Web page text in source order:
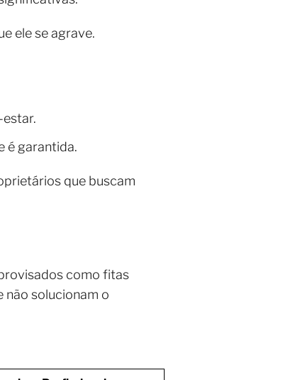
ele se agrave.
é garantida.
que buscam
como fitas
não solucionam o